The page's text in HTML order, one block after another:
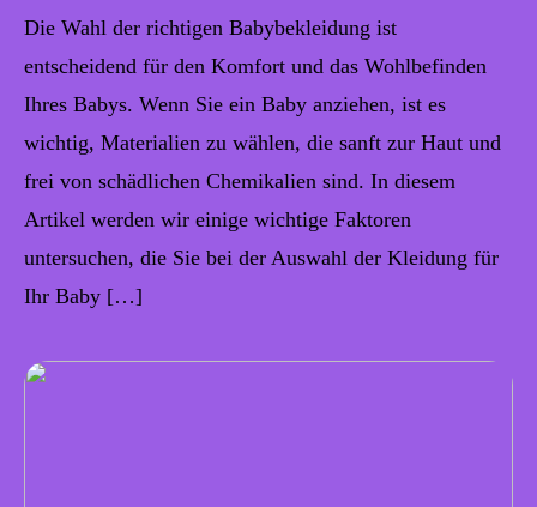
Die Wahl der richtigen Babybekleidung ist
entscheidend für den Komfort und das Wohlbefinden
Ihres Babys. Wenn Sie ein Baby anziehen, ist es
wichtig, Materialien zu wählen, die sanft zur Haut und
frei von schädlichen Chemikalien sind. In diesem
Artikel werden wir einige wichtige Faktoren
untersuchen, die Sie bei der Auswahl der Kleidung für
Ihr Baby […]